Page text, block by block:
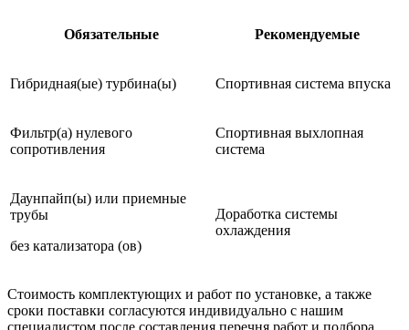
Обязательные Рекомендуемые
Гибридная(ые) турбина(ы) Спортивная система впуска
Фильтр(а) нулевого
сопротивления
Спортивная выхлопная
система
Даунпайп(ы) или приемные
трубы
без катализатора (ов)
Доработка системы
охлаждения
Стоимость комплектующих и работ по установке, а также
сроки поставки согласуются индивидуально с нашим
специалистом после составления перечня работ и подбора